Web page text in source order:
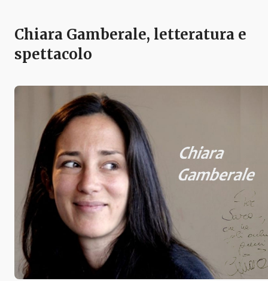
Chiara Gamberale, letteratura e
spettacolo